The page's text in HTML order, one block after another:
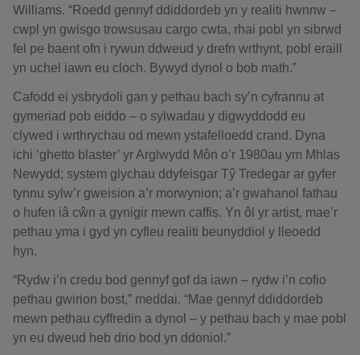
Williams. “Roedd gennyf ddiddordeb yn y realiti hwnnw –
cwpl yn gwisgo trowsusau cargo cwta, rhai pobl yn sibrwd
fel pe baent ofn i rywun ddweud y drefn wrthynt, pobl eraill
yn uchel iawn eu cloch. Bywyd dynol o bob math.”
Cafodd ei ysbrydoli gan y pethau bach sy’n cyfrannu at
gymeriad pob eiddo – o sylwadau y digwyddodd eu
clywed i wrthrychau od mewn ystafelloedd crand. Dyna
ichi ‘ghetto blaster’ yr Arglwydd Môn o’r 1980au ym Mhlas
Newydd; system glychau ddyfeisgar Tŷ Tredegar ar gyfer
tynnu sylw’r gweision a’r morwynion; a’r gwahanol fathau
o hufen iâ cŵn a gynigir mewn caffis. Yn ôl yr artist, mae’r
pethau yma i gyd yn cyfleu realiti beunyddiol y lleoedd
hyn.
“Rydw i’n credu bod gennyf gof da iawn – rydw i’n cofio
pethau gwirion bost,” meddai. “Mae gennyf ddiddordeb
mewn pethau cyffredin a dynol – y pethau bach y mae pobl
yn eu dweud heb drio bod yn ddoniol.”